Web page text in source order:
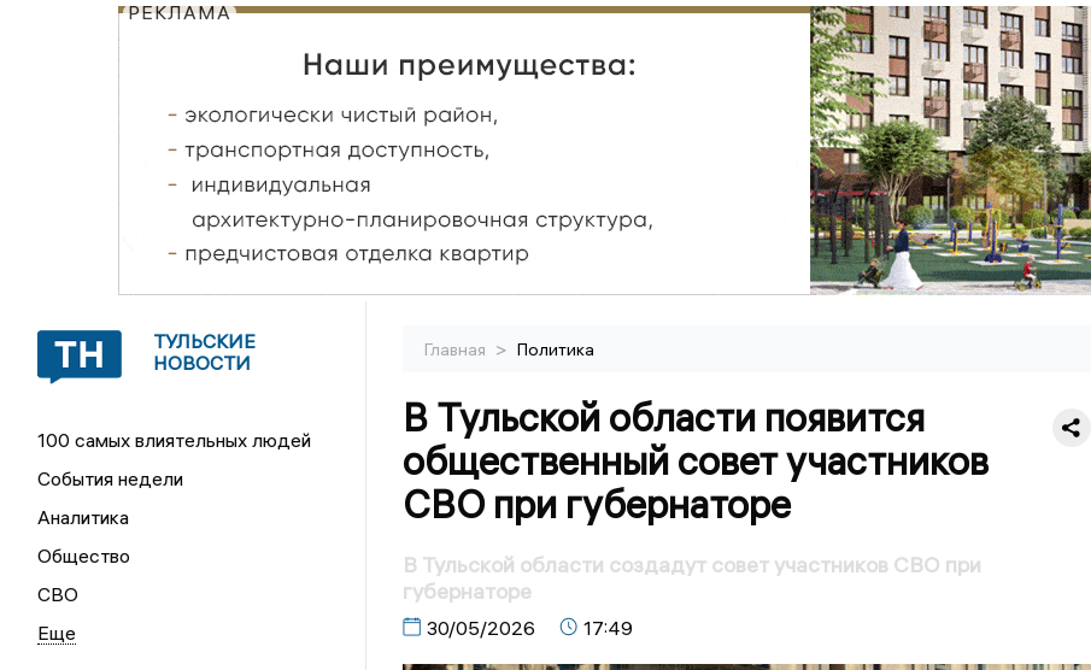
РЕКЛАМА
ТУЛЬСКИЕ
НОВОСТИ
100 самых влиятельных людей
События недели
Аналитика
Общество
СВО
Главная > Политика
В Тульской области появится
общественный совет участников
СВО при губернаторе
В Тульской области создадут совет участников СВО при
губернаторе
30/05/2026 17:49